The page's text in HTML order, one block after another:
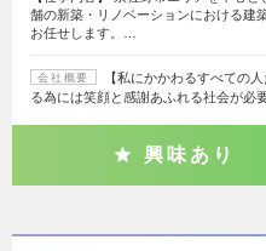
舗の新築・リノベーションにおける建
お任せします。…
会社概要
【私にかかわるすべての
る為には笑顔と感謝あふれる社会が必
興味あり